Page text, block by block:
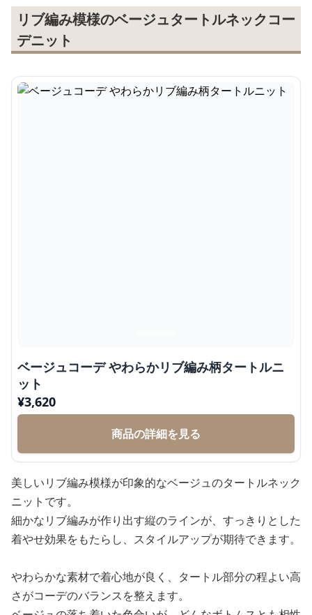
リブ編み模様のベージュタートルネックコー
デニット
ベージュコーデ やわらかリブ編み柄タートルニ
ット
¥3,620
商品の詳細を見る
美しいリブ編み模様が印象的なベージュのタートルネック
ニットです。
細かなリブ編みが作り出す縦のラインが、すっきりとした
着やせ効果をもたらし、スタイルアップが期待できます。
やわらかな素材で着心地が良く、タートル部分の程よい高
さがコーデのバランスを整えます。